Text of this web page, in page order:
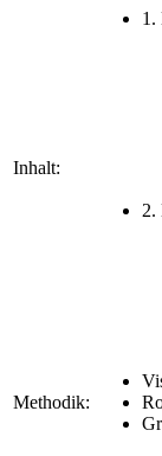
Inhalt:
1.
2.
Methodik: